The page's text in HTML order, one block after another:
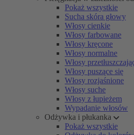
Pokaż wszystkie
Sucha skóra głowy
Włosy cienkie
Włosy farbowane
Włosy kręcone
Włosy normalne
Włosy
Włosy puszące się
Włosy rozjaśnione
Włosy suche
Włosy z łupieżem
Wypadanie włosów
Odżywka i płukanka
Pokaż wszystkie